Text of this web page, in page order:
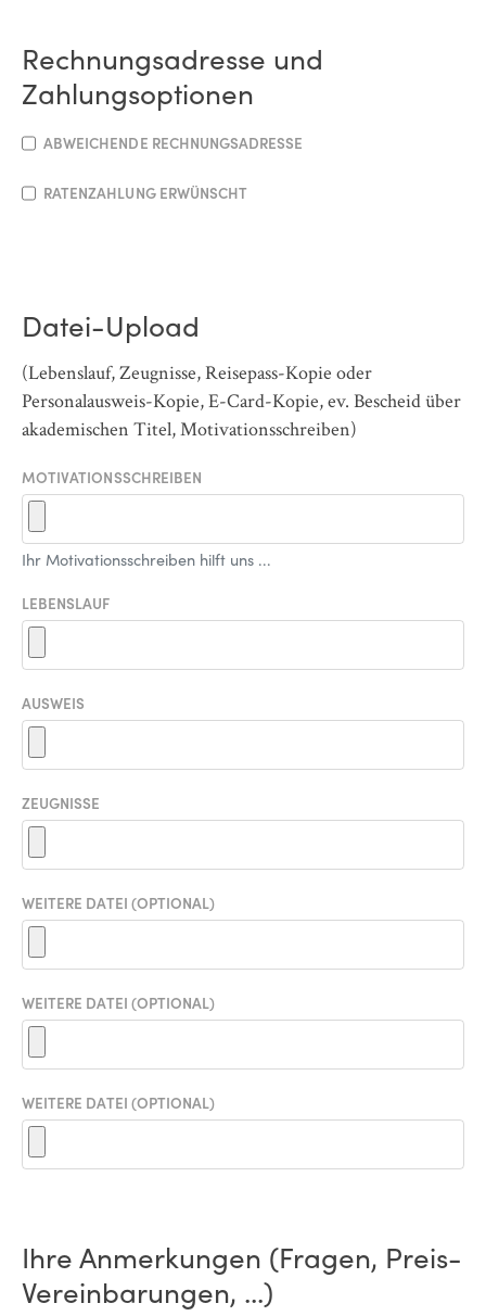
Rechnungsadresse und
Zahlungsoptionen
ABWEICHENDE RECHNUNGSADRESSE
RATENZAHLUNG ERWÜNSCHT
Datei-Upload
(Lebenslauf, Zeugnisse, Reisepass-Kopie oder
Personalausweis-Kopie, E-Card-Kopie, ev. Bescheid über
akademischen Titel, Motivationsschreiben)
MOTIVATIONSSCHREIBEN
Ihr Motivationsschreiben hilft uns ...
LEBENSLAUF
AUSWEIS
ZEUGNISSE
WEITERE DATEI (OPTIONAL)
WEITERE DATEI (OPTIONAL)
WEITERE DATEI (OPTIONAL)
Ihre Anmerkungen (Fragen, Preis-
Vereinbarungen, ...)